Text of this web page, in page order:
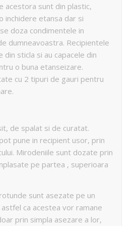
acestora sunt din plastic,
inchidere etansa dar si
doza condimentele in
dumneavoastra. Recipientele
din sticla si au capacele din
o buna etanseizare.
cu 2 tipuri de gauri pentru
de spalat si de curatat.
pune in recipient usor, prin
Mirodeniile sunt dozate prin
pe partea , superioara
sunt asezate pe un
ca acestea vor ramane
prin simpla asezare a lor,